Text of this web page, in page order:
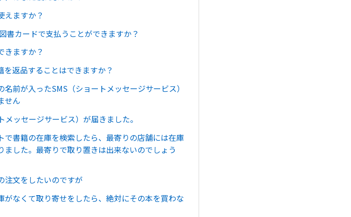
えますか？
書カードで支払うことができますか？
きますか？
返品することはできますか？
前が入ったSMS（ショートメッセージサービス）
せん
ッセージサービス）が届きました。
で書籍の在庫を検索したら、最寄りの店舗には在庫
した。最寄りで取り置きは出来ないのでしょう
注文をしたいのですが
がなくて取り寄せをしたら、絶対にその本を買わな